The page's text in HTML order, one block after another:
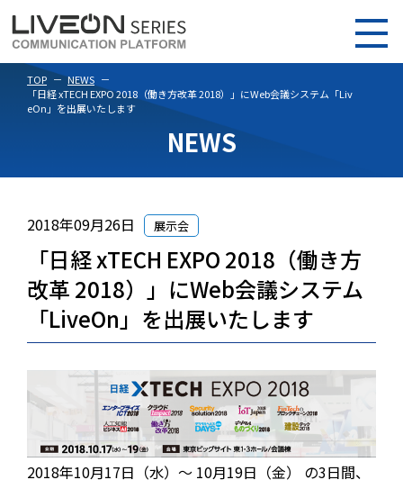
TOP
NEWS
「日経 xTECH EXPO 2018（働き方改革 2018）」にWeb会議システム「Liv
eOn」を出展いたします
NEWS
2018年09月26日 展示会
「日経 xTECH EXPO 2018（働き方
改革 2018）」にWeb会議システム
「LiveOn」を出展いたします
2018年10月17日（水）～ 10月19日（金） の3日間、